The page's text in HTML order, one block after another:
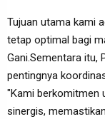
Tujuan utama kami
tetap optimal bagi
Gani.Sementara itu,
pentingnya
"Kami berkomitmen
sinergis,